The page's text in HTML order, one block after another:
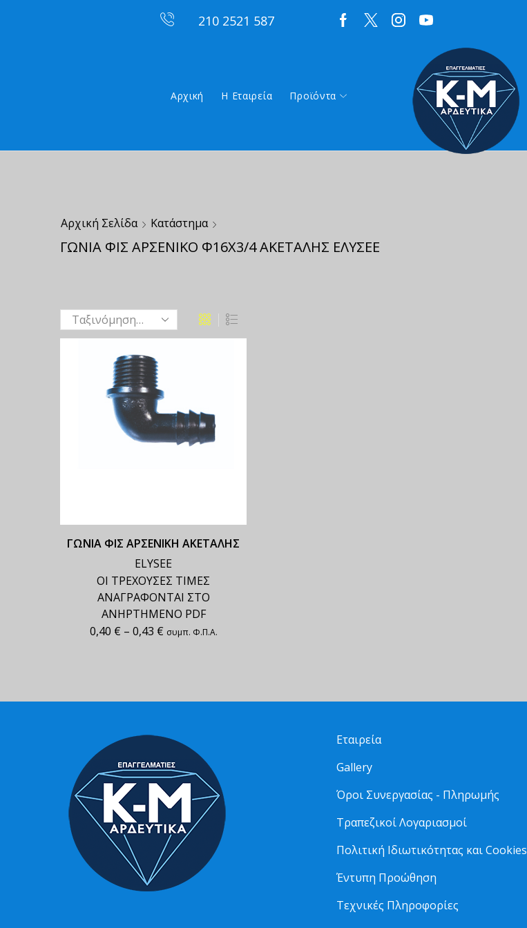
210 2521 587
Αρχική Η Εταιρεία Προϊόντα
Αρχική Σελίδα Κατάστημα
ΓΩΝΙΑ ΦΙΣ ΑΡΣΕΝΙΚΟ Φ16Χ3/4 ΑΚΕΤΑΛΗΣ ΕΛΥΣΕΕ
ΓΩΝΙΑ ΦΙΣ ΑΡΣΕΝΙΚΗ ΑΚΕΤΑΛΗΣ
ELYSEE
ΟΙ ΤΡΕΧΟΥΣΕΣ ΤΙΜΕΣ
ΑΝΑΓΡΑΦΟΝΤΑΙ ΣΤΟ
ΑΝΗΡΤΗΜΕΝΟ PDF
0,40 € – 0,43 € συμπ. Φ.Π.Α.
Εταιρεία
Gallery
Όροι Συνεργασίας - Πληρωμής
Τραπεζικοί Λογαριασμοί
Πολιτική Ιδιωτικότητας και Cookies
Έντυπη Προώθηση
Τεχνικές Πληροφορίες